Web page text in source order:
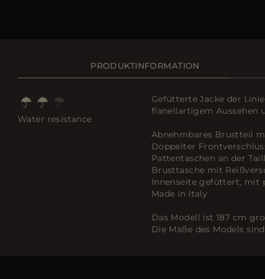
PRODUKTINFORMATION
Water resistance
Gefütterte Jacke der
flanellartigem Aussehen
Abnehmbares Brustteil
Doppelter
Pattentaschen an der
Brusttasche mit
Innenseite gefüttert, mit
Made in Italy
Das Modell ist 187 cm
Die Maße des Models